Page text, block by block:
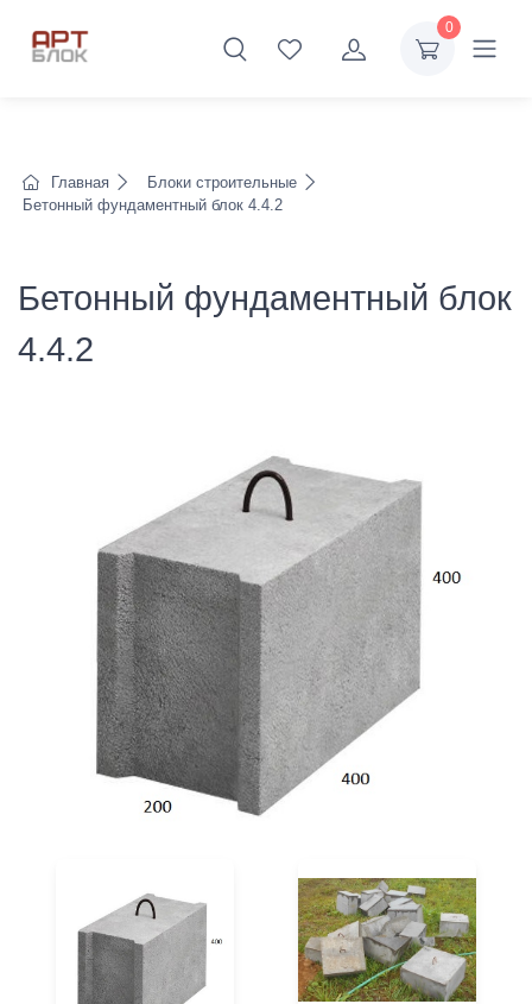
0
Главная
Блоки строительные
Бетонный фундаментный блок 4.4.2
Бетонный фундаментный блок
4.4.2